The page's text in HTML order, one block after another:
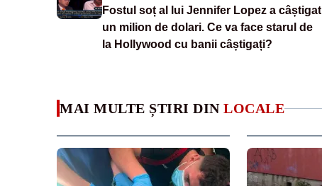
Fostul soț al lui Jennifer Lopez a câștigat
un milion de dolari. Ce va face starul de
la Hollywood cu banii câștigați?
MAI MULTE ȘTIRI DIN LOCALE